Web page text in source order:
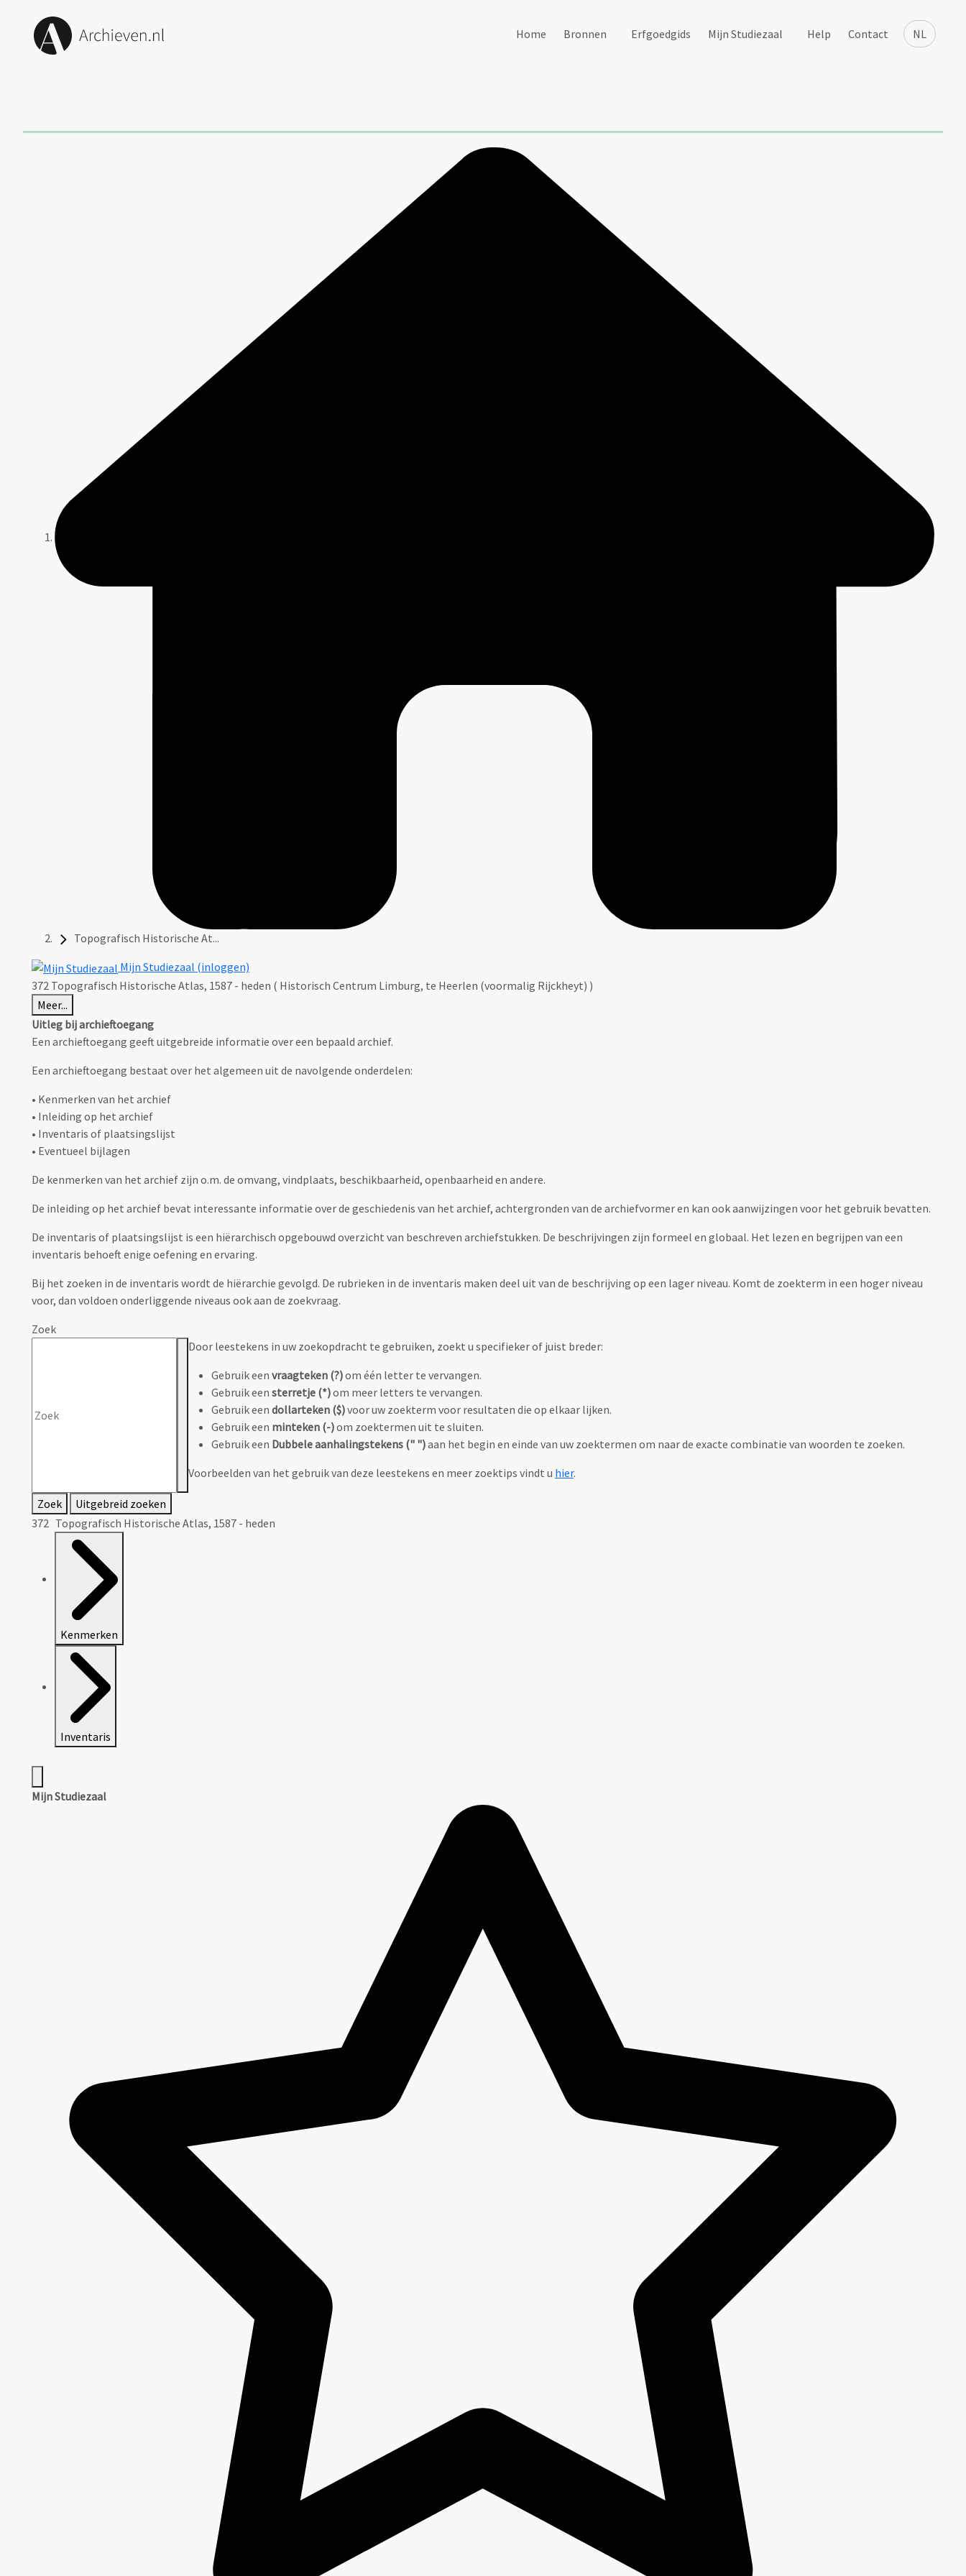
NL
Home Bronnen Erfgoedgids Mijn Studiezaal Help Contact
Topografisch Historische At...
Mijn Studiezaal (inloggen)
372 Topografisch Historische Atlas, 1587 - heden ( Historisch Centrum Limburg, te Heerlen (voormalig Rijckheyt) )
Meer...
Uitleg bij archieftoegang
Een archieftoegang geeft uitgebreide informatie over een bepaald archief.
Een archieftoegang bestaat over het algemeen uit de navolgende onderdelen:
• Kenmerken van het archief
• Inleiding op het archief
• Inventaris of plaatsingslijst
• Eventueel bijlagen
De kenmerken van het archief zijn o.m. de omvang, vindplaats, beschikbaarheid, openbaarheid en andere.
De inleiding op het archief bevat interessante informatie over de geschiedenis van het archief, achtergronden van de archiefvormer en kan ook aanwijzingen voor het gebruik bevatten.
De inventaris of plaatsingslijst is een hiërarchisch opgebouwd overzicht van beschreven archiefstukken. De beschrijvingen zijn formeel en globaal. Het lezen en begrijpen van een
inventaris behoeft enige oefening en ervaring.
Bij het zoeken in de inventaris wordt de hiërarchie gevolgd. De rubrieken in de inventaris maken deel uit van de beschrijving op een lager niveau. Komt de zoekterm in een hoger niveau
voor, dan voldoen onderliggende niveaus ook aan de zoekvraag.
Zoek
Door leestekens in uw zoekopdracht te gebruiken, zoekt u specifieker of juist breder:
Gebruik een vraagteken (?)om één letter te vervangen.
Gebruik een sterretje (*)om meer letters te vervangen.
Gebruik een dollarteken ($)voor uw zoekterm voor resultaten die op elkaar lijken.
Gebruik een minteken (-)om zoektermen uit te sluiten.
Gebruik een Dubbele aanhalingstekens (" ")aan het begin en einde van uw zoektermen om naar de exacte combinatie van woorden te zoeken.
Voorbeelden van het gebruik van deze leestekens en meer zoektips vindt u hier.
Zoek
Uitgebreid zoeken
372 Topografisch Historische Atlas, 1587 - heden
Kenmerken
Inventaris
Mijn Studiezaal